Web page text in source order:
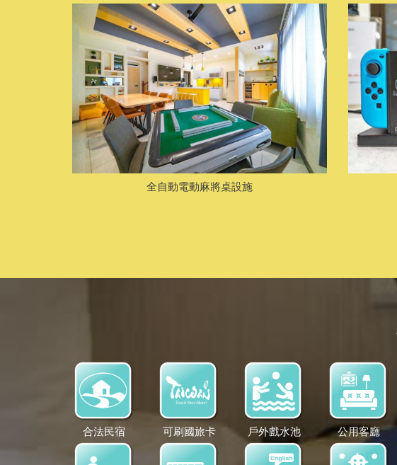
全自動電動麻將桌設施
合法民宿 可刷國旅卡 戶外戲水池 公用客廳